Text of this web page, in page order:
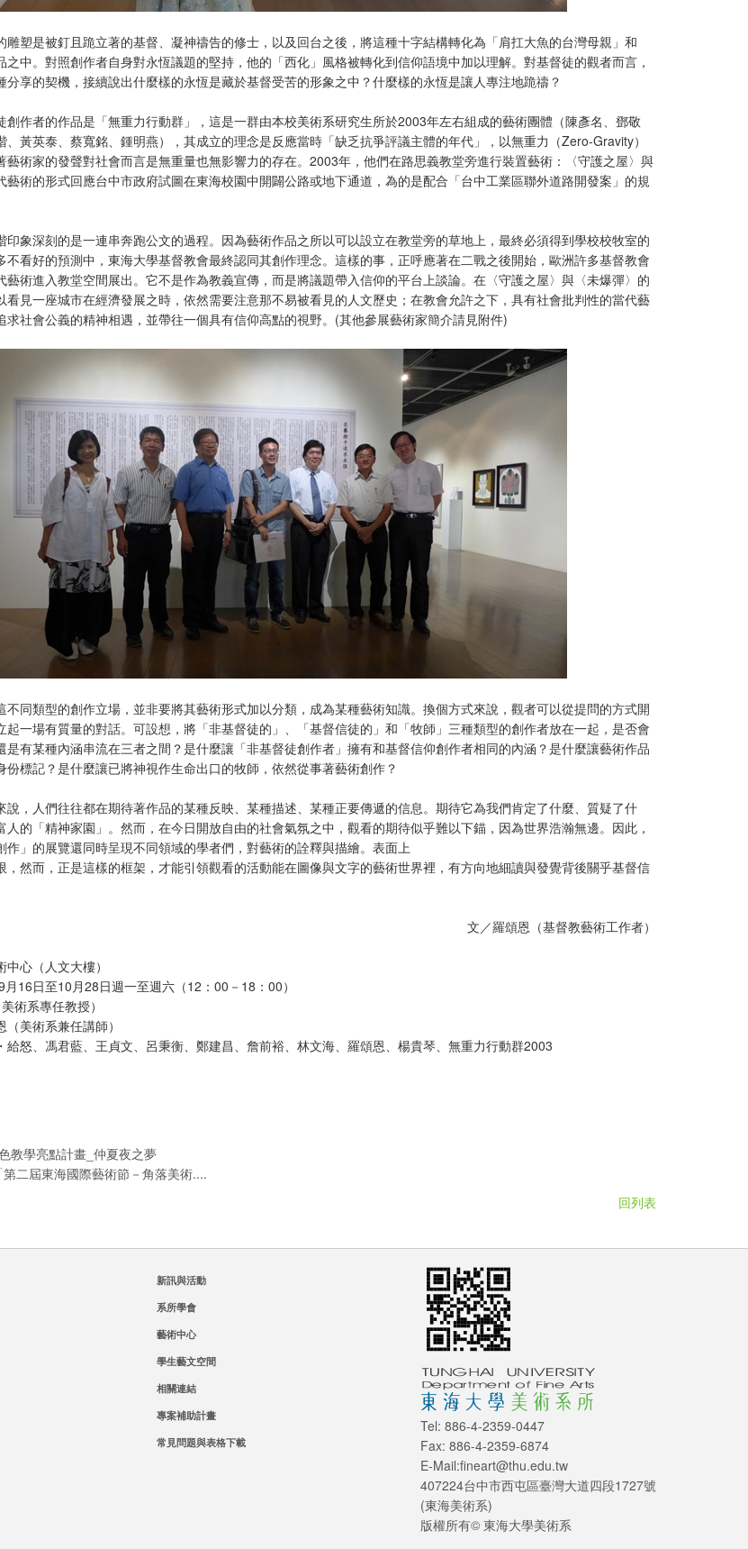
雕塑是被釘且跪立著的基督、凝神禱告的修士，以及回台之後，將這種十字結構轉化為「肩扛大魚的台灣母親」和
之中。對照創作者自身對永恆議題的堅持，他的「西化」風格被轉化到信仰語境中加以理解。對基督徒的觀者而言，
分享的契機，接續說出什麼樣的永恆是藏於基督受苦的形象之中？什麼樣的永恆是讓人專注地跪禱？
創作者的作品是「無重力行動群」，這是一群由本校美術系研究生所於2003年左右組成的藝術團體（陳彥名、鄧敬
、黃英泰、蔡寬銘、鍾明燕），其成立的理念是反應當時「缺乏抗爭評議主體的年代」，以無重力（Zero-Gravity）
藝術家的發聲對社會而言是無重量也無影響力的存在。2003年，他們在路思義教堂旁進行裝置藝術：〈守護之屋〉與
藝術的形式回應台中市政府試圖在東海校園中開闢公路或地下通道，為的是配合「台中工業區聯外道路開發案」的規
印象深刻的是一連串奔跑公文的過程。因為藝術作品之所以可以設立在教堂旁的草地上，最終必須得到學校校牧室的
不看好的預測中，東海大學基督教會最終認同其創作理念。這樣的事，正呼應著在二戰之後開始，歐洲許多基督教會
藝術進入教堂空間展出。它不是作為教義宣傳，而是將議題帶入信仰的平台上談論。在〈守護之屋〉與〈未爆彈〉的
看見一座城市在經濟發展之時，依然需要注意那不易被看見的人文歷史；在教會允許之下，具有社會批判性的當代藝
求社會公義的精神相遇，並帶往一個具有信仰高點的視野。(其他參展藝術家簡介請見附件)
不同類型的創作立場，並非要將其藝術形式加以分類，成為某種藝術知識。換個方式來說，觀者可以從提問的方式開
起一場有質量的對話。可設想，將「非基督徒的」、「基督信徒的」和「牧師」三種類型的創作者放在一起，是否會
是有某種內涵串流在三者之間？是什麼讓「非基督徒創作者」擁有和基督信仰創作者相同的內涵？是什麼讓藝術作品
份標記？是什麼讓已將神視作生命出口的牧師，依然從事著藝術創作？
說，人們往往都在期待著作品的某種反映、某種描述、某種正要傳遞的信息。期待它為我們肯定了什麼、質疑了什
人的「精神家園」。然而，在今日開放自由的社會氣氛之中，觀看的期待似乎難以下錨，因為世界浩瀚無邊。因此，
作」的展覽還同時呈現不同領域的學者們，對藝術的詮釋與描繪。表面上
，然而，正是這樣的框架，才能引領觀看的活動能在圖像與文字的藝術世界裡，有方向地細讀與發覺背後關乎基督信
文／羅頌恩（基督教藝術工作者）
心（人文大樓）
16日至10月28日週一至週六（12：00－18：00）
術系專任教授）
美術系兼任講師）
給怒、馮君藍、王貞文、呂秉衡、鄭建昌、詹前裕、林文海、羅頌恩、楊貴琴、無重力行動群2003
教學亮點計畫_仲夏夜之夢
第二屆東海國際藝術節－角落美術....
回列表
新訊與活動
系所學會
藝術中心
學生藝文空間
相關連結
專案補助計畫
常見問題與表格下載
Tel: 886-4-2359-0447
Fax: 886-4-2359-6874
E-Mail:fineart@thu.edu.tw
407224台中市西屯區臺灣大道四段1727號
(東海美術系)
版權所有© 東海大學美術系